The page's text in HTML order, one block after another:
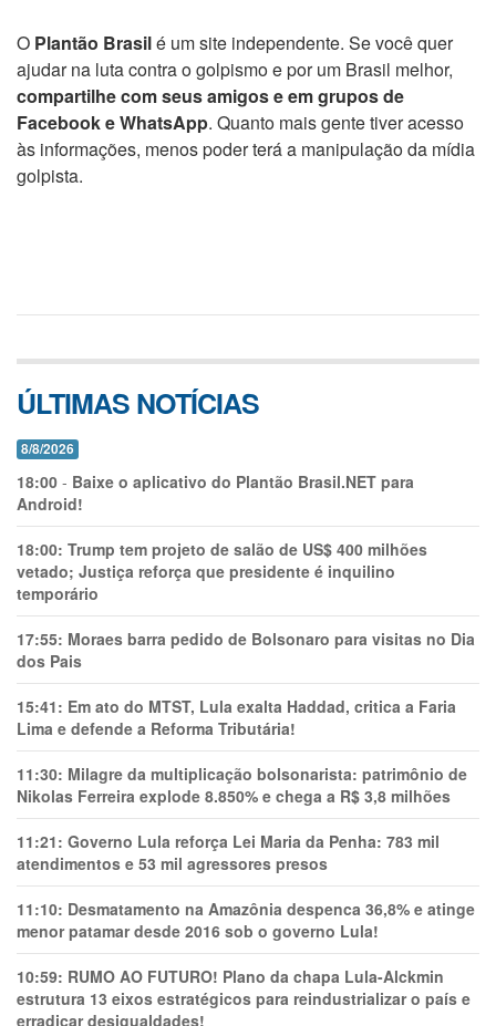
O Plantão Brasilé um site independente. Se você quer
ajudar na luta contra o golpismo e por um Brasil melhor,
compartilhe com seus amigos e em grupos de
Facebook e WhatsApp. Quanto mais gente tiver acesso
às informações, menos poder terá a manipulação da mídia
golpista.
ÚLTIMAS NOTÍCIAS
8/8/2026
18:00 - Baixe o aplicativo do Plantão Brasil.NET para
Android!
18:00: Trump tem projeto de salão de US$ 400 milhões
vetado; Justiça reforça que presidente é inquilino
temporário
17:55: Moraes barra pedido de Bolsonaro para visitas no Dia
dos Pais
15:41: Em ato do MTST, Lula exalta Haddad, critica a Faria
Lima e defende a Reforma Tributária!
11:30: Milagre da multiplicação bolsonarista: patrimônio de
Nikolas Ferreira explode 8.850% e chega a R$ 3,8 milhões
11:21: Governo Lula reforça Lei Maria da Penha: 783 mil
atendimentos e 53 mil agressores presos
11:10: Desmatamento na Amazônia despenca 36,8% e atinge
menor patamar desde 2016 sob o governo Lula!
10:59: RUMO AO FUTURO! Plano da chapa Lula-Alckmin
estrutura 13 eixos estratégicos para reindustrializar o país e
erradicar desigualdades!